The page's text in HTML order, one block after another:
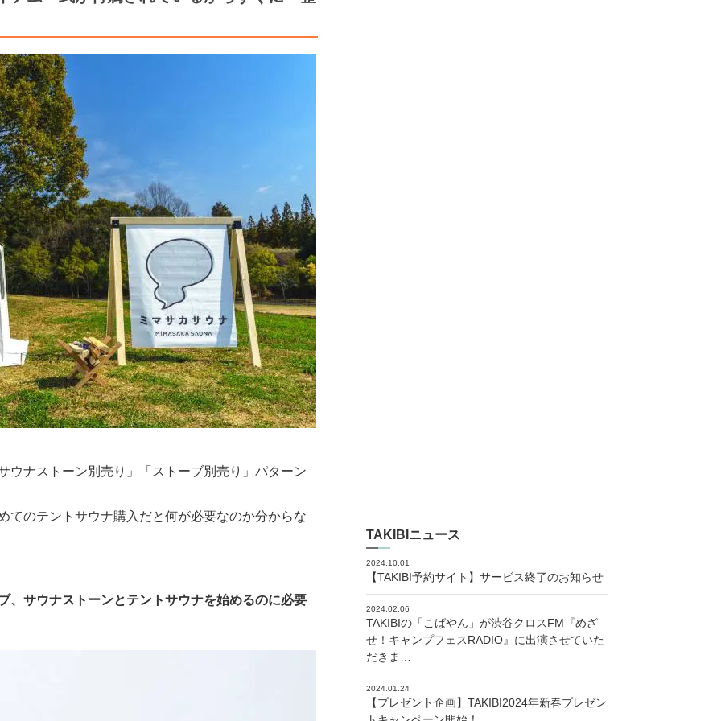
ウナストーン別売り」「ストーブ別売り」パターン
てのテントサウナ購入だと何が必要なのか分からな
、サウナストーンとテントサウナを始めるのに必要
TAKIBIニュース
2024.10.01
【TAKIBI予約サイト】サービス終了のお知らせ
2024.02.06
TAKIBIの「こばやん」が渋谷クロスFM『めざ
せ！キャンプフェスRADIO』に出演させていた
だきま…
2024.01.24
【プレゼント企画】TAKIBI2024年新春プレゼン